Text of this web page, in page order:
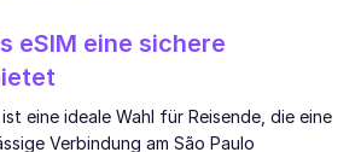
eSIM eine sichere
ist eine ideale Wahl für Reisende, die eine
Verbindung am São Paulo